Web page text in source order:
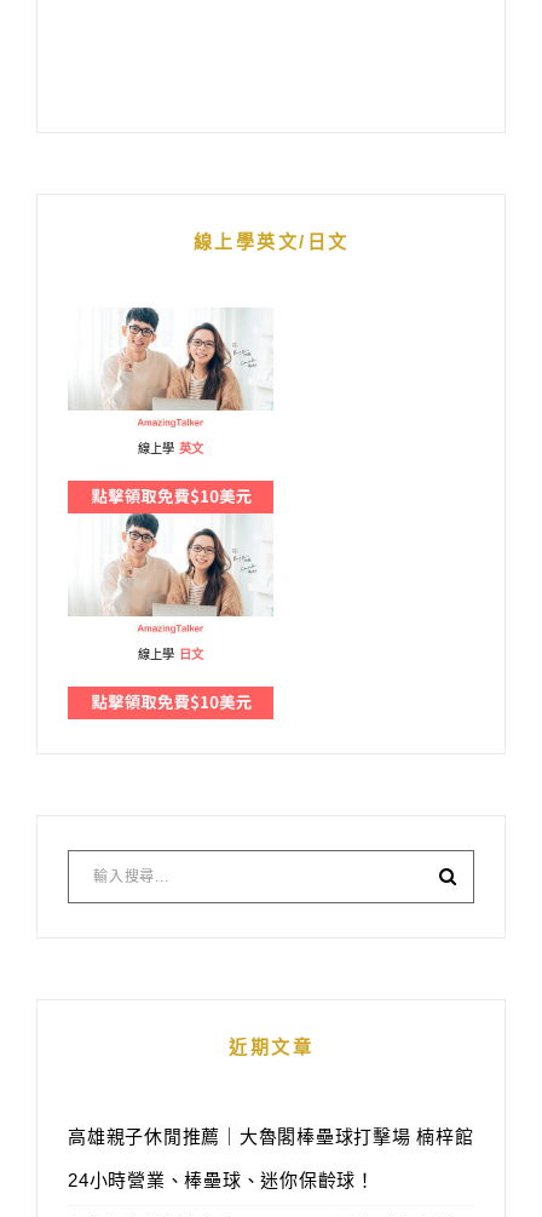
線上學英文/日文
線上學 英文
線上學 日文
近期文章
高雄親子休閒推薦｜大魯閣棒壘球打擊場 楠梓館
24小時營業、棒壘球、迷你保齡球！